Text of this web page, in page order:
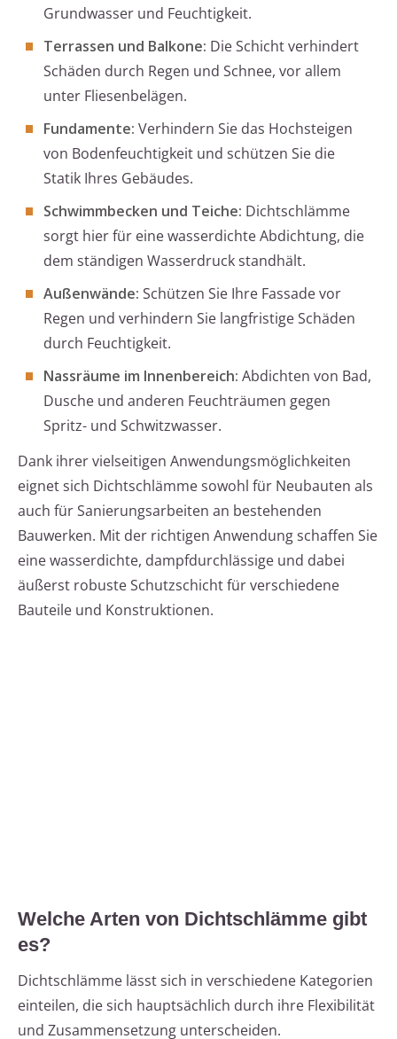
Grundwasser und Feuchtigkeit.
Terrassen und Balkone: Die Schicht verhindert
Schäden durch Regen und Schnee, vor allem
unter Fliesenbelägen.
Fundamente: Verhindern Sie das Hochsteigen
von Bodenfeuchtigkeit und schützen Sie die
Statik Ihres Gebäudes.
Schwimmbecken und Teiche: Dichtschlämme
sorgt hier für eine wasserdichte Abdichtung, die
dem ständigen Wasserdruck standhält.
Außenwände: Schützen Sie Ihre Fassade vor
Regen und verhindern Sie langfristige Schäden
durch Feuchtigkeit.
Nassräume im Innenbereich: Abdichten von Bad,
Dusche und anderen Feuchträumen gegen
Spritz- und Schwitzwasser.
Dank ihrer vielseitigen Anwendungsmöglichkeiten
eignet sich Dichtschlämme sowohl für Neubauten als
auch für Sanierungsarbeiten an bestehenden
Bauwerken. Mit der richtigen Anwendung schaffen Sie
eine wasserdichte, dampfdurchlässige und dabei
äußerst robuste Schutzschicht für verschiedene
Bauteile und Konstruktionen.
Welche Arten von Dichtschlämme gibt
es?
Dichtschlämme lässt sich in verschiedene Kategorien
einteilen, die sich hauptsächlich durch ihre Flexibilität
und Zusammensetzung unterscheiden.